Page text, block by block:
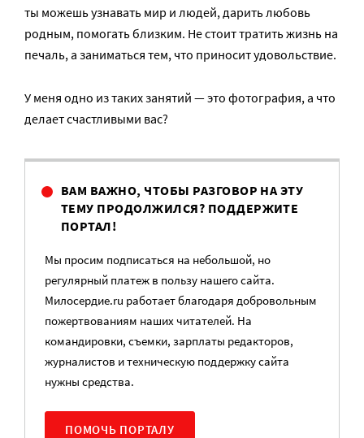
ты можешь узнавать мир и людей, дарить любовь
родным, помогать близким. Не стоит тратить жизнь на
печаль, а заниматься тем, что приносит удовольствие.
У меня одно из таких занятий — это фотография, а что
делает счастливыми вас?
ВАМ ВАЖНО, ЧТОБЫ РАЗГОВОР НА ЭТУ
ТЕМУ ПРОДОЛЖИЛСЯ? ПОДДЕРЖИТЕ
ПОРТАЛ!
Мы просим подписаться на небольшой, но
регулярный платеж в пользу нашего сайта.
Милосердие.ru работает благодаря добровольным
пожертвованиям наших читателей. На
командировки, съемки, зарплаты редакторов,
журналистов и техническую поддержку сайта
нужны средства.
ПОМОЧЬ ПОРТАЛУ